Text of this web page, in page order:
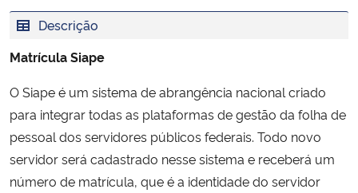
Ministério da Agricultura, Pecuária e Abastecimento
Ministério da Educação
Ministério da Cidadania
Ministério da Saúde
Descrição
Matrícula Siape
O Siape é um sistema de abrangência nacional criado
para integrar todas as plataformas de gestão da folha de
pessoal dos servidores públicos federais. Todo novo
servidor será cadastrado nesse sistema e receberá um
número de matrícula, que é a identidade do servidor